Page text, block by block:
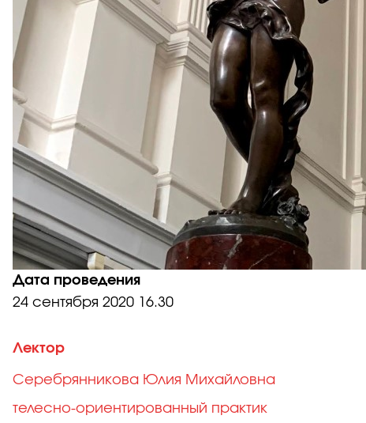
Дата проведения
24 сентября 2020 16.30
Лектор
Серебрянникова Юлия Михайловна
телесно-ориентированный практик